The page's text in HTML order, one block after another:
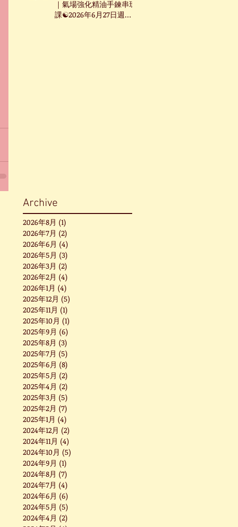
｜氣場強化精油手鍊串珠
課☯2026年6月27日週六
Archive
2026年8月 (1)
2026年7月 (2)
2026年6月 (4)
2026年5月 (3)
2026年3月 (2)
2026年2月 (4)
2026年1月 (4)
2025年12月 (5)
2025年11月 (1)
2025年10月 (1)
2025年9月 (6)
2025年8月 (3)
2025年7月 (5)
2025年6月 (8)
2025年5月 (2)
2025年4月 (2)
2025年3月 (5)
2025年2月 (7)
2025年1月 (4)
2024年12月 (2)
2024年11月 (4)
2024年10月 (5)
2024年9月 (1)
2024年8月 (7)
2024年7月 (4)
2024年6月 (6)
2024年5月 (5)
2024年4月 (2)